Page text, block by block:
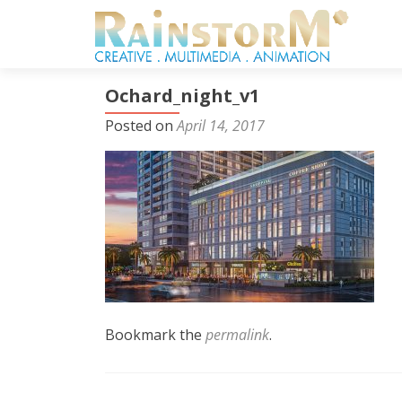
Ochard_night_v1
Posted onApril 14, 2017
Bookmark the permalink.